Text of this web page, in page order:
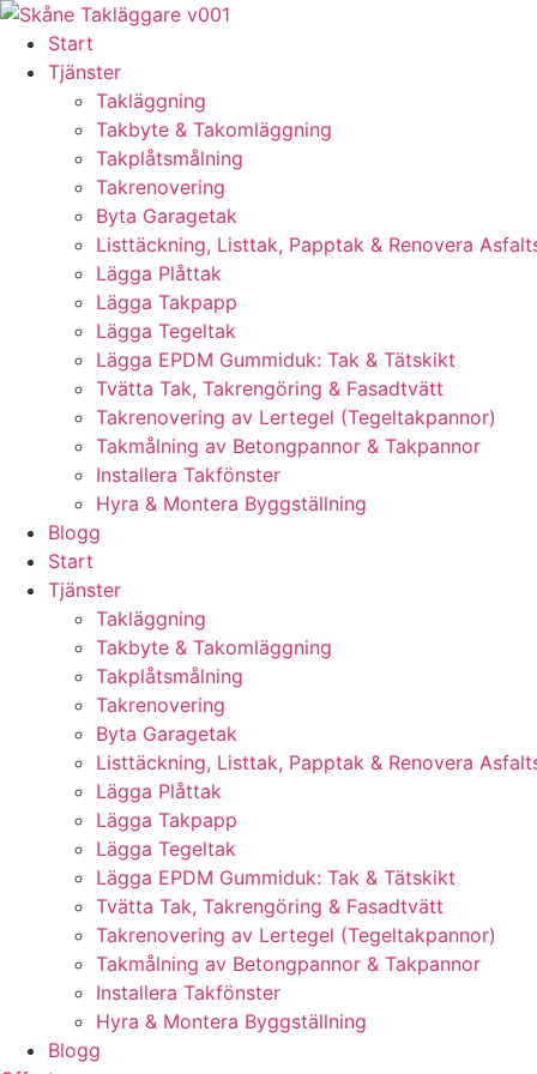
Skip
content
Start
Tjänster
Takläggning
Takbyte & Takomläggning
Takplåtsmålning
Takrenovering
Byta Garagetak
Listtäckning, Listtak, Papptak & Renovera
Lägga Plåttak
Lägga Takpapp
Lägga Tegeltak
Lägga EPDM Gummiduk: Tak & Tätskikt
Tvätta Tak, Takrengöring & Fasadtvätt
Takrenovering av Lertegel (Tegeltakpannor)
Takmålning av Betongpannor & Takpannor
Installera Takfönster
Hyra & Montera Byggställning
Blogg
Start
Tjänster
Takläggning
Takbyte & Takomläggning
Takplåtsmålning
Takrenovering
Byta Garagetak
Listtäckning, Listtak, Papptak & Renovera
Lägga Plåttak
Lägga Takpapp
Lägga Tegeltak
Lägga EPDM Gummiduk: Tak & Tätskikt
Tvätta Tak, Takrengöring & Fasadtvätt
Takrenovering av Lertegel (Tegeltakpannor)
Takmålning av Betongpannor & Takpannor
Installera Takfönster
Hyra & Montera Byggställning
Blogg